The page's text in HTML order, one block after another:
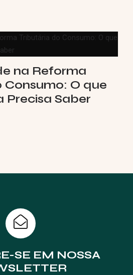
na Reforma
O que
Precisa Saber
SE EM NOSSA